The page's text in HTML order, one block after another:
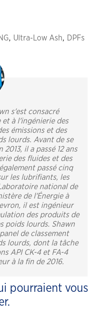
, Ultra-Low Ash, DPFs
s'est consacré
et à l'ingénierie des
émissions et des
lourds. Avant de se
il a passé 12 ans
des fluides et des
passé cinq
les lubrifiants, les
national de
de l'Énergie à
il est ingénieur
des produits de
poids lourds. Shawn
de classement
lourds, dont la tâche
API CK-4 et FA-4
à la fin de 2016.
pourraient vous